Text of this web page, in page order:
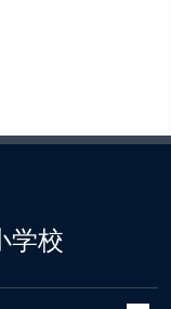
学校